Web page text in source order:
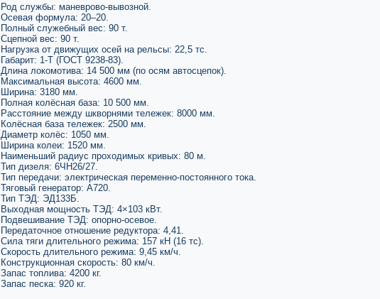
Род службы: маневрово-вывозной.
Осевая формула: 20–20.
Полный служебный вес: 90 т.
Сцепной вес: 90 т.
Нагрузка от движущих осей на рельсы: 22,5 тс.
Габарит: 1-Т (ГОСТ 9238-83).
Длина локомотива: 14 500 мм (по осям автосцепок).
Максимальная высота: 4600 мм.
Ширина: 3180 мм.
Полная колёсная база: 10 500 мм.
Расстояние между шкворнями тележек: 8000 мм.
Колёсная база тележек: 2500 мм.
Диаметр колёс: 1050 мм.
Ширина колеи: 1520 мм.
Наименьший радиус проходимых кривых: 80 м.
Тип дизеля: 6ЧН26/27.
Тип передачи: электрическая переменно-постоянного тока.
Тяговый генератор: А720.
Тип ТЭД: ЭД133Б.
Выходная мощность ТЭД: 4×103 кВт.
Подвешивание ТЭД: опорно-осевое.
Передаточное отношение редуктора: 4,41.
Сила тяги длительного режима: 157 кН (16 тс).
Скорость длительного режима: 9,45 км/ч.
Конструкционная скорость: 80 км/ч.
Запас топлива: 4200 кг.
Запас песка: 920 кг.